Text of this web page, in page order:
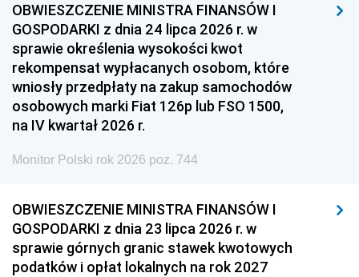
OBWIESZCZENIE MINISTRA FINANSÓW I
GOSPODARKI z dnia 24 lipca 2026 r. w
sprawie określenia wysokości kwot
rekompensat wypłacanych osobom, które
wniosły przedpłaty na zakup samochodów
osobowych marki Fiat 126p lub FSO 1500,
na IV kwartał 2026 r.
Monitor Polski rok 2026 poz. 744
OBWIESZCZENIE MINISTRA FINANSÓW I
GOSPODARKI z dnia 23 lipca 2026 r. w
sprawie górnych granic stawek kwotowych
podatków i opłat lokalnych na rok 2027